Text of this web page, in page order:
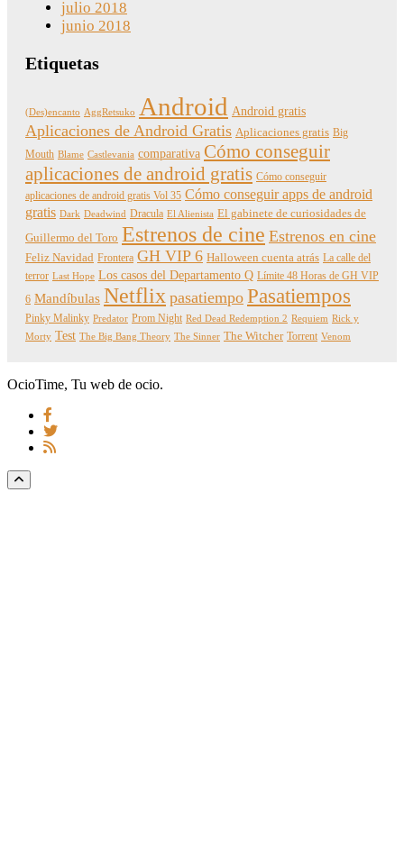
julio 2018
junio 2018
Etiquetas
(Des)encanto AggRetsuko Android Android gratis
Aplicaciones de Android Gratis Aplicaciones gratis Big
Mouth Blame Castlevania comparativa Cómo conseguir
aplicaciones de android gratis Cómo conseguir
aplicaciones de android gratis Vol 35 Cómo conseguir apps de android
gratis Dark Deadwind Dracula El Alienista El gabinete de curiosidades de
Guillermo del Toro Estrenos de cine Estrenos en cine
Feliz Navidad Frontera GH VIP 6 Halloween cuenta atrás La calle del
terror Last Hope Los casos del Departamento Q Límite 48 Horas de GH VIP
6 Mandíbulas Netflix pasatiempo Pasatiempos
Pinky Malinky Predator Prom Night Red Dead Redemption 2 Requiem Rick y
Morty Test The Big Bang Theory The Sinner The Witcher Torrent Venom
OcioTime, Tu web de ocio.